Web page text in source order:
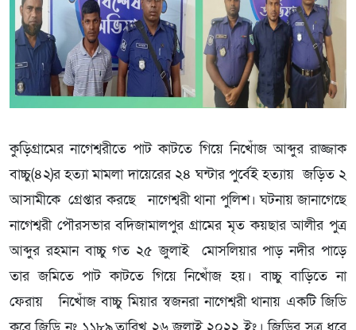
কুড়িগ্রামের নাগেশ্বরীতে পাট কাটতে গিয়ে নিখোঁজ আব্দুর রাজ্জাক
বাচ্চু(৪২)র হত্যা মামলা দায়েরের ২৪ ঘন্টার পুর্বেই হত্যায় জড়িত ২
আসামীকে গ্রেপ্তার করছে নাগেশ্বরী থানা পুলিশ। ঘটনায় জানাগেছে
নাগেশ্বরী পৌরসভার বদিজামালপুর গ্রামের মৃত কয়ছার আলীর পুত্র
আব্দুর রহমান বাচ্চু গত ২৫ জুলাই মোসলিয়ার পাড় নদীর পাড়ে
তার জমিতে পাট কাটতে গিয়ে নিখোঁজ হয়। বাচ্চু বাড়িতে না
ফেরায় নিখোঁজ বাচ্চু মিয়ার স্বজনরা নাগেশ্বরী থানায় একটি জিডি